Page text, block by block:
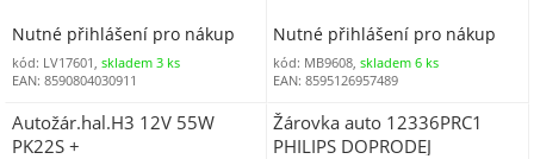
Nutné přihlášení pro nákup
kód: LV17601, skladem 3 ks
EAN: 8590804030911
Nutné přihlášení pro nákup
kód: MB9608,skladem 6 ks
EAN: 8595126957489
Autožár.hal.H3 12V 55W
PK22S +
Žárovka auto 12336PRC1
PHILIPS DOPRODEJ